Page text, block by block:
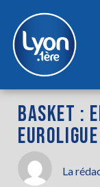
BASKET :
La